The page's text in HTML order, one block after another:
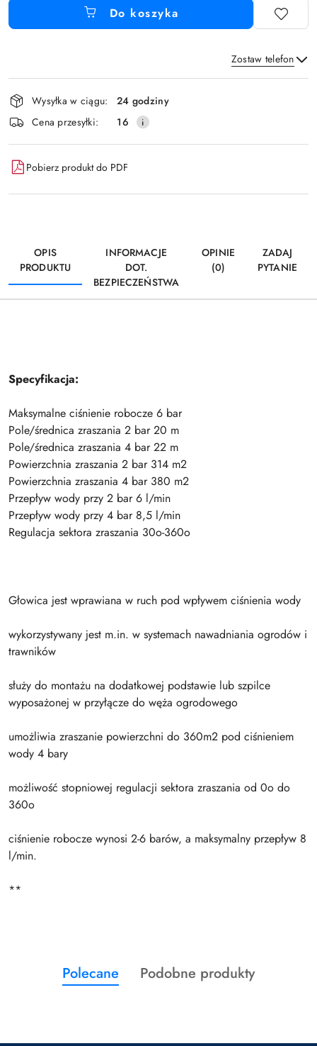
Do koszyka
Zostaw telefon
Wyślij
Dostępność
i
dostawa
Wysyłka w ciągu:
24 godziny
Cena przesyłki:
16
Pobierz produkt do PDF
OPIS
PRODUKTU
INFORMACJE
DOT.
BEZPIECZEŃSTWA
OPINIE
(0)
ZADAJ
PYTANIE
Specyfikacja:
Maksymalne ciśnienie robocze 6 bar
Pole/średnica zraszania 2 bar 20 m
Pole/średnica zraszania 4 bar 22 m
Powierzchnia zraszania 2 bar 314 m2
Powierzchnia zraszania 4 bar 380 m2
Przepływ wody przy 2 bar 6 l/min
Przepływ wody przy 4 bar 8,5 l/min
Regulacja sektora zraszania 30o-360o
Głowica jest wprawiana w ruch pod wpływem ciśnienia wody
wykorzystywany jest m.in. w systemach nawadniania ogrodów i
trawników
służy do montażu na dodatkowej podstawie lub szpilce
wyposażonej w przyłącze do węża ogrodowego
umożliwia zraszanie powierzchni do 360m2 pod ciśnieniem
wody 4 bary
możliwość stopniowej regulacji sektora zraszania od 0o do
360o
ciśnienie robocze wynosi 2-6 barów, a maksymalny przepływ 8
l/min.
**
Pomiń karuzelę produktów
Produkty
o
Polecane
Produkty
Podobne produkty